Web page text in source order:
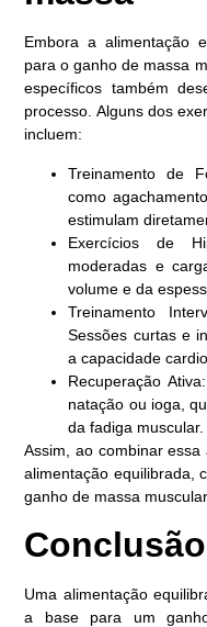
Embora a alimentação
para o ganho de massa
específicos também
processo. Alguns dos
incluem:
Treinamento de
como
estimulam
Exercícios de
moderadas e
volume e da
Treinamento
Sessões curtas e
a capacidade
Recuperação
natação ou ioga,
da fadiga muscular.
Assim, ao combinar
alimentação equilibrada,
ganho de massa
Uma alimentação
a base para um